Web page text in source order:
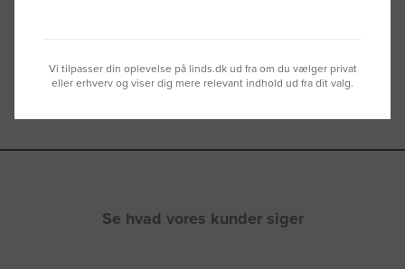
Se hvad vores kunder siger
Vi tilpasser din oplevelse på linds.dk ud fra om du vælger privat
eller erhverv og viser dig mere relevant indhold ud fra dit valg.